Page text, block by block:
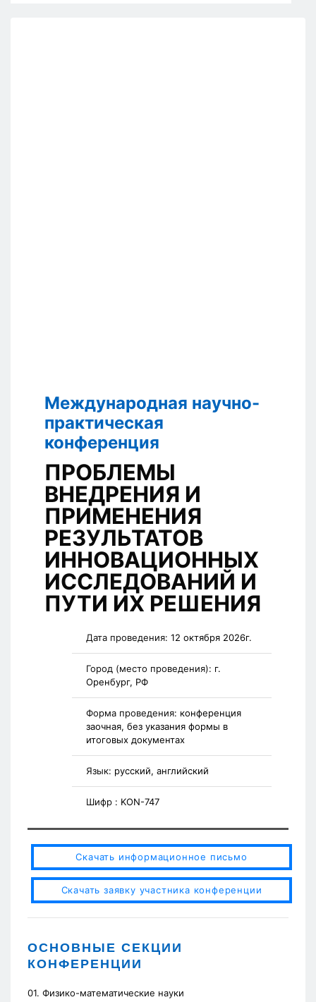
Международная научно-
практическая
конференция
ПРОБЛЕМЫ
ВНЕДРЕНИЯ И
ПРИМЕНЕНИЯ
РЕЗУЛЬТАТОВ
ИННОВАЦИОННЫХ
ИССЛЕДОВАНИЙ И
ПУТИ ИХ РЕШЕНИЯ
Дата проведения: 12 октября 2026г.
Город (место проведения): г.
Оренбург, РФ
Форма проведения: конференция
заочная, без указания формы в
итоговых документах
Язык: русский, английский
Шифр : KON-747
Скачать информационное письмо
Скачать заявку участника конференции
ОСНОВНЫЕ СЕКЦИИ
КОНФЕРЕНЦИИ
01. Физико-математические науки